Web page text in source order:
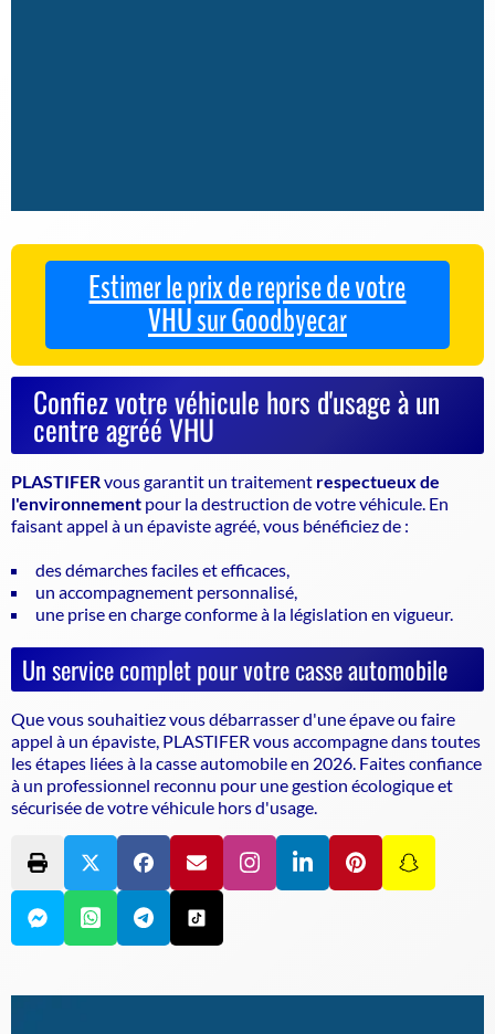
Estimer le prix de reprise de votre
VHU sur Goodbyecar
Confiez votre véhicule hors d'usage à un
centre agréé VHU
PLASTIFERvous garantit un traitement respectueux de
l'environnement pour la destruction de votre véhicule. En
faisant appel à un épaviste agréé , vous bénéficiez de :
des démarches faciles et efficaces,
un accompagnement personnalisé,
une prise en charge conforme à la législation en vigueur.
Un service complet pour votre casse automobile
Que vous souhaitiez vous débarrasser d'une épave ou faire
appel à un épaviste , PLASTIFER vous accompagne dans toutes
les étapes liées à la casse automobile en 2026. Faites confiance
à un professionnel reconnu pour une gestion écologique et
sécurisée de votre véhicule hors d'usage.